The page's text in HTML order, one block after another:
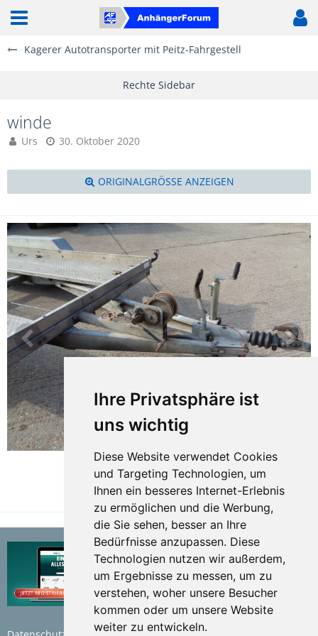
Ihre Privatsphäre ist
uns wichtig
Diese Website verwendet Cookies
und Targeting Technologien, um
Ihnen ein besseres Internet-Erlebnis
zu ermöglichen und die Werbung,
die Sie sehen, besser an Ihre
Bedürfnisse anzupassen. Diese
Technologien nutzen wir außerdem,
um Ergebnisse zu messen, um zu
verstehen, woher unsere Besucher
kommen oder um unsere Website
weiter zu entwickeln.
Kagerer Autotransporter mit Peitz-Fahrgestell
winde
Urs 30. Oktober 2020
ORIGINALGRÖSSE ANZEIGEN
TEILEN